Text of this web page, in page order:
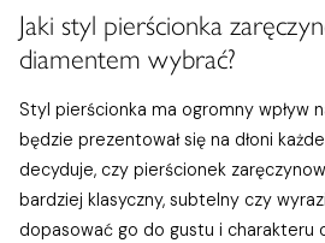
Jaki styl pierścionka
diamentem wybrać?
Styl pierścionka ma ogromny wpływ
będzie prezentował się na dłoni
decyduje, czy pierścionek
bardziej klasyczny, subtelny czy
dopasować go do gustu i charakteru